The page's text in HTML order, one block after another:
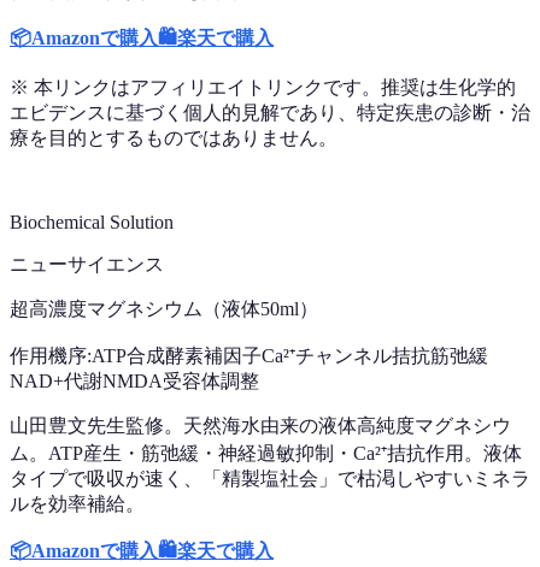
📦Amazonで購入🛍️楽天で購入
※ 本リンクはアフィリエイトリンクです。推奨は生化学的
エビデンスに基づく個人的見解であり、特定疾患の診断・治
療を目的とするものではありません。
Biochemical Solution
ニューサイエンス
超高濃度マグネシウム（液体50ml）
作用機序:ATP合成酵素補因子Ca²⁺チャンネル拮抗筋弛緩
NAD+代謝NMDA受容体調整
山田豊文先生監修。天然海水由来の液体高純度マグネシウ
ム。ATP産生・筋弛緩・神経過敏抑制・Ca²⁺拮抗作用。液体
タイプで吸収が速く、「精製塩社会」で枯渇しやすいミネラ
ルを効率補給。
📦Amazonで購入🛍️楽天で購入